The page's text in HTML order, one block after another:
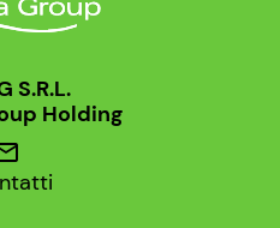
S.R.L.
Holding